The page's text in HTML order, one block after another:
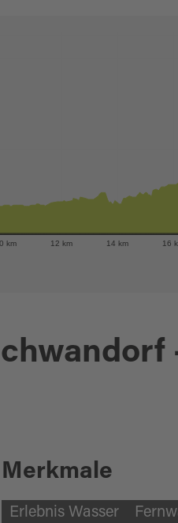
km 12 km 14 km 16
Merkmale
Erlebnis Wasser